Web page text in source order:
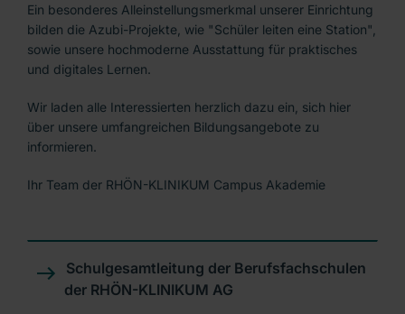
Ein besonderes Alleinstellungsmerkmal unserer Einrichtung
bilden die Azubi-Projekte, wie "Schüler leiten eine Station",
sowie unsere hochmoderne Ausstattung für praktisches
und digitales Lernen.
Wir laden alle Interessierten herzlich dazu ein, sich hier
über unsere umfangreichen Bildungsangebote zu
informieren.
Ihr Team der RHÖN-KLINIKUM Campus Akademie
Schulgesamtleitung der Berufsfachschulen
der RHÖN-KLINIKUM AG